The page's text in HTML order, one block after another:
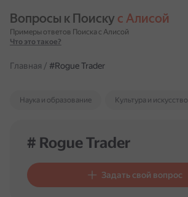
Вопросы к Поиску с Алисой
Примеры ответов Поиска с Алисой
Что это такое?
Главная / #Rogue Trader
Наука и образование Культура и искусство
# Rogue Trader
Задать свой вопрос